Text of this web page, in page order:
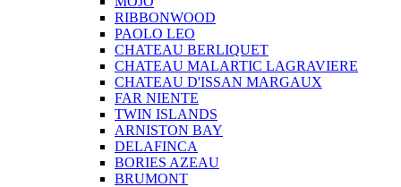
RIBBONWOOD
PAOLO LEO
CHATEAU BERLIQUET
CHATEAU MALARTIC LAGRAVIERE
CHATEAU D'ISSAN MARGAUX
FAR NIENTE
TWIN ISLANDS
ARNISTON BAY
DELAFINCA
BORIES AZEAU
BRUMONT